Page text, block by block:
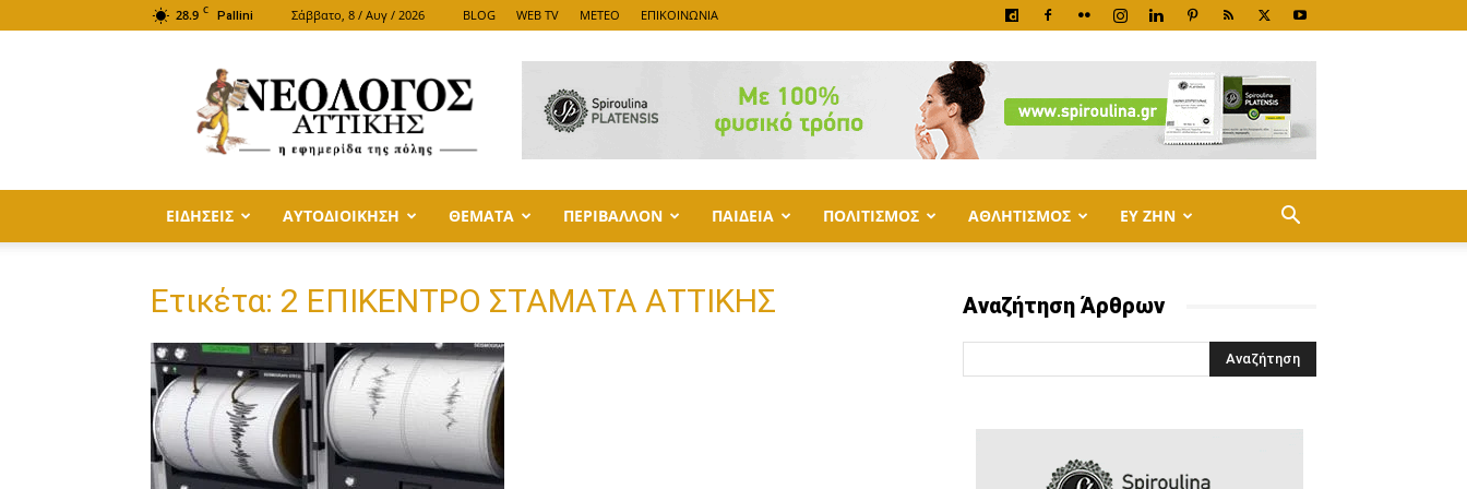
28.9 C Pallini Σάββατο, 8 / Αυγ / 2026 BLOG WEB TV METEO ΕΠΙΚΟΙΝΩΝΙΑ
ΑΤΤΙΚΗΣ
ΕΙΔΗΣΕΙΣ ΑΥΤΟΔΙΟΙΚΗΣΗ ΘΕΜΑΤΑ ΠΕΡΙΒΑΛΛΟΝ ΠΑΙΔΕΙΑ ΠΟΛΙΤΙΣΜΟΣ ΑΘΛΗΤΙΣΜΟΣ ΕΥ ΖΗΝ
Ετικέτα: 2 ΕΠΙΚΕΝΤΡΟ ΣΤΑΜΑΤΑ ΑΤΤΙΚΗΣ Αναζήτηση Άρθρων